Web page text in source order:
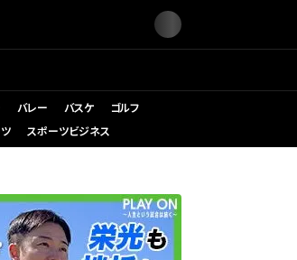
バレー バスケ
ゴルフ
スポーツビジネス